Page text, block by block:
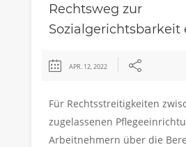
Rechtsweg zur
Sozialgerichtsbarkeit
APR. 12, 2022
Für Rechtsstreitigkeiten
zugelassenen
Arbeitnehmern über die